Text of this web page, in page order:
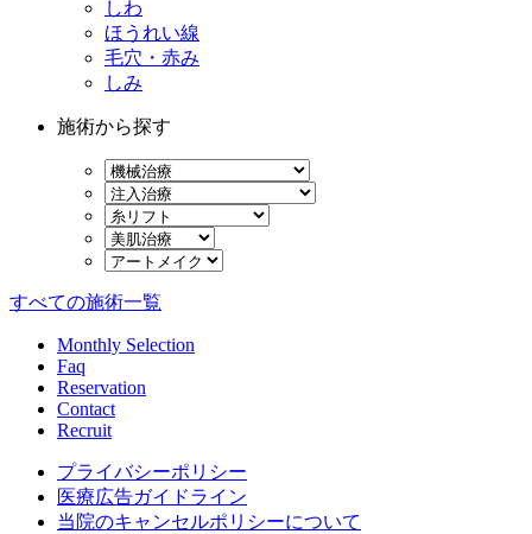
しわ
ほうれい線
毛穴・赤み
しみ
施術から探す
すべての施術一覧
Monthly Selection
Faq
Reservation
Contact
Recruit
プライバシーポリシー
医療広告ガイドライン
当院のキャンセルポリシーについて